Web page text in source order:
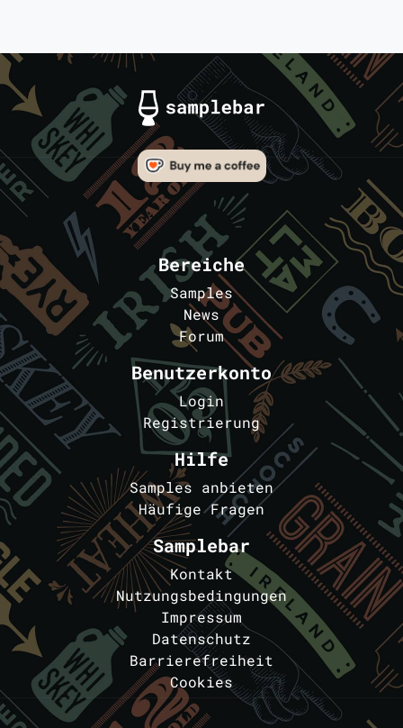
Bereiche
Samples
News
Forum
Benutzerkonto
Login
Registrierung
Hilfe
Samples anbieten
Häufige Fragen
Samplebar
Kontakt
Nutzungsbedingungen
Impressum
Datenschutz
Barrierefreiheit
Cookies